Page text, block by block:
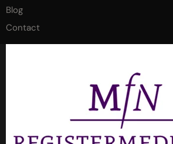
Blog
Contact